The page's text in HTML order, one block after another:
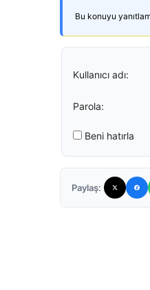
Bu konuyu
Kullanıcı adı:
Parola:
Beni hatırla
Paylaş: